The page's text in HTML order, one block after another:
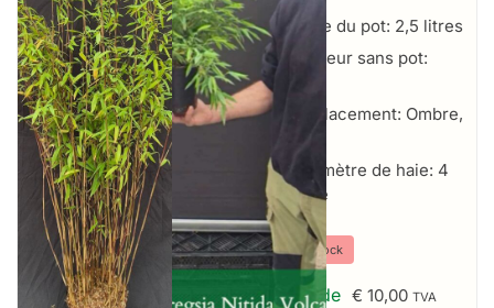
Taille du pot: 2,5 litres
Hauteur sans pot:
100+ cm
Emplacement: Ombre,
Par mètre de haie: 4
par mètre
⤫Hors stock
À partir de € 10,00 TVA